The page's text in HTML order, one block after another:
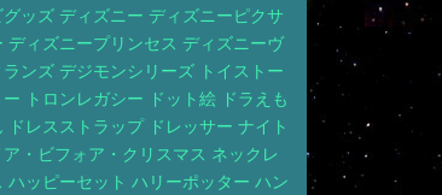
グッズ ディズニー ディズニーピクサ
ディズニープリンセス ディズニーヴ
ランズ デジモンシリーズ トイストー
ー トロンレガシー ドット絵 ドラえも
ドレスストラップ ドレッサー ナイト
ア・ビフォア・クリスマス ネックレ
ハッピーセット ハリーポッター ハン